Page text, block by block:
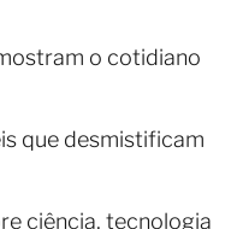
o cotidiano
que desmistificam
ciência, tecnologia